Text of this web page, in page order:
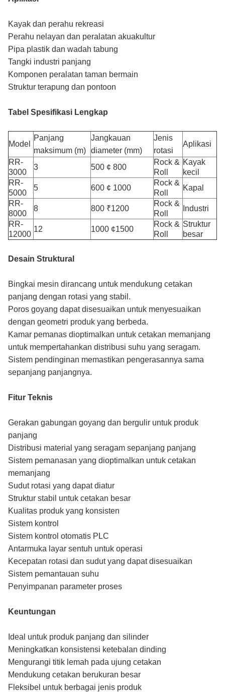
Kayak dan perahu rekreasi
Perahu nelayan dan peralatan akuakultur
Pipa plastik dan wadah tabung
Tangki industri panjang
Komponen peralatan taman bermain
Struktur terapung dan pontoon
Tabel Spesifikasi Lengkap
Model
Panjang
maksimum (m)
Jangkauan
diameter (mm)
Jenis
rotasi
Aplikasi
RR-
3000
3 500 ¢ 800
Rock &
Roll
Kayak
kecil
RR-
5000
5 600 ¢ 1000
Rock &
Roll
Kapal
RR-
8000
8 800 ₹1200
Rock &
Roll
Industri
RR-
12000
12 1000 ¢1500
Rock &
Roll
Struktur
besar
Desain Struktural
Bingkai mesin dirancang untuk mendukung cetakan
panjang dengan rotasi yang stabil.
Poros goyang dapat disesuaikan untuk menyesuaikan
dengan geometri produk yang berbeda.
Kamar pemanas dioptimalkan untuk cetakan memanjang
untuk mempertahankan distribusi suhu yang seragam.
Sistem pendinginan memastikan pengerasannya sama
sepanjang panjangnya.
Fitur Teknis
Gerakan gabungan goyang dan bergulir untuk produk
panjang
Distribusi material yang seragam sepanjang panjang
Sistem pemanasan yang dioptimalkan untuk cetakan
memanjang
Sudut rotasi yang dapat diatur
Struktur stabil untuk cetakan besar
Kualitas produk yang konsisten
Sistem kontrol
Sistem kontrol otomatis PLC
Antarmuka layar sentuh untuk operasi
Kecepatan rotasi dan sudut yang dapat disesuaikan
Sistem pemantauan suhu
Penyimpanan parameter proses
Keuntungan
Ideal untuk produk panjang dan silinder
Meningkatkan konsistensi ketebalan dinding
Mengurangi titik lemah pada ujung cetakan
Mendukung cetakan berukuran besar
Fleksibel untuk berbagai jenis produk